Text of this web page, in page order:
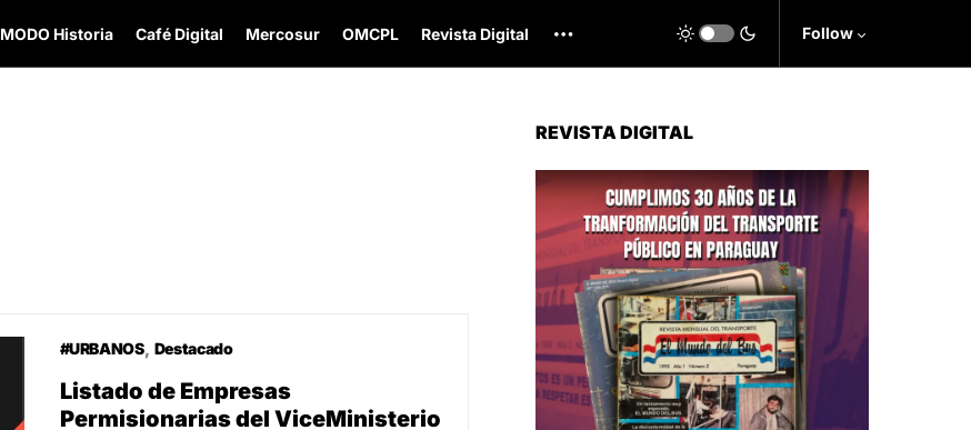
MODO Historia Café Digital Mercosur OMCPL Revista Digital Follow
#URBANOS Destacado
Listado de Empresas
Permisionarias del ViceMinisterio
REVISTA DIGITAL